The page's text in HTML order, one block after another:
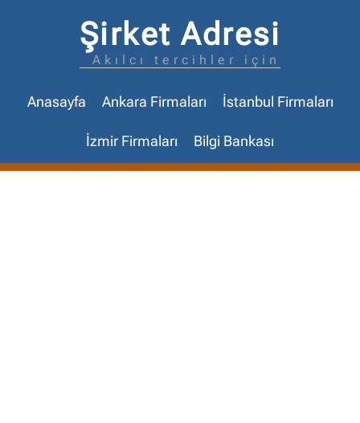
Şirket Adresi
Akılcı tercihler için
Anasayfa Ankara Firmaları İstanbul Firmaları
İzmir Firmaları Bilgi Bankası